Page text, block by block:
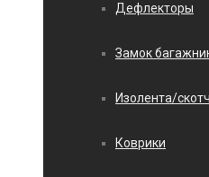
Дефлекторы
Замок
Изолента/скотч
Коврики